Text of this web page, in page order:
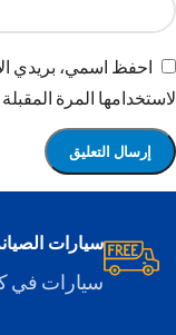
احفظ اسمي، بريدي
لاستخدامها المرة
سيارات
سيارات في